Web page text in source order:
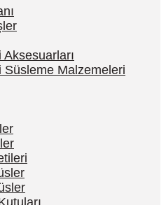
Süsleme Malzemeleri